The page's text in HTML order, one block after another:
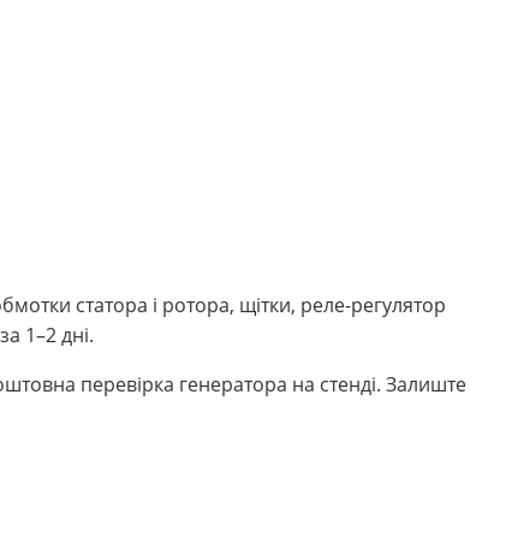
статора і ротора, щітки, реле-регулятор
1–2 дні.
перевірка генератора на стенді. Залиште